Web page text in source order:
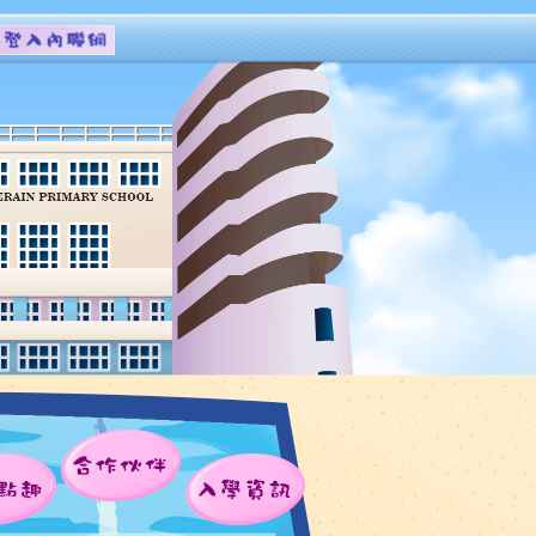
趣
合作伙伴
入學資訊